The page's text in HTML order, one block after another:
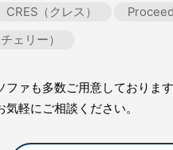
CRES（クレス）
ェリー）
ァも多数ご用意しております
軽にご相談ください。